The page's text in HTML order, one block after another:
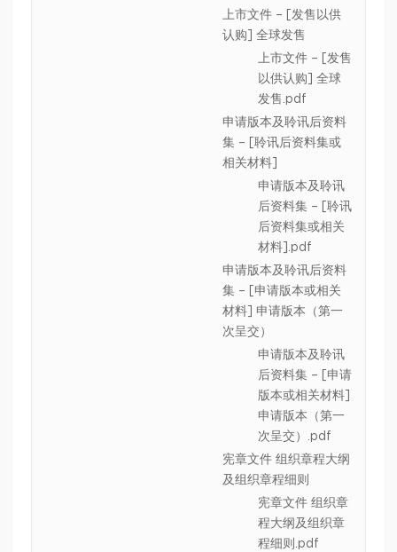
上市文件 – [发售以供
认购] 全球发售
上市文件 – [发售
以供认购] 全球
发售.pdf
申请版本及聆讯后资料
集 – [聆讯后资料集或
相关材料]
申请版本及聆讯
后资料集 – [聆讯
后资料集或相关
材料].pdf
申请版本及聆讯后资料
集 – [申请版本或相关
材料] 申请版本（第一
次呈交）
申请版本及聆讯
后资料集 – [申请
版本或相关材料]
申请版本（第一
次呈交）.pdf
宪章文件 组织章程大纲
及组织章程细则
宪章文件 组织章
程大纲及组织章
程细则.pdf